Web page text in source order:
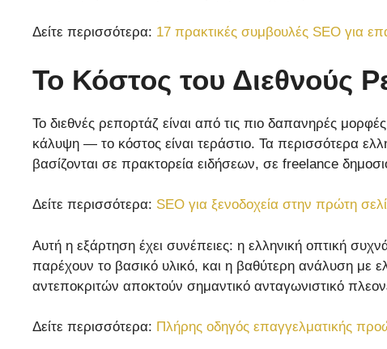
Δείτε περισσότερα: 17 πρακτικές συμβουλές SEO για
Το Κόστος του Διεθνούς
Το διεθνές ρεπορτάζ είναι από τις πιο δαπανηρές
κάλυψη — το κόστος είναι τεράστιο. Τα περισσότερα
βασίζονται σε πρακτορεία ειδήσεων, σε freelance
Δείτε περισσότερα: SEO για ξενοδοχεία στην πρώτη
Αυτή η εξάρτηση έχει συνέπειες: η ελληνική οπτική
παρέχουν το βασικό υλικό, και η βαθύτερη ανάλυση με
αντεποκριτών αποκτούν σημαντικό ανταγωνιστικό
Δείτε περισσότερα: Πλήρης οδηγός επαγγελματικής